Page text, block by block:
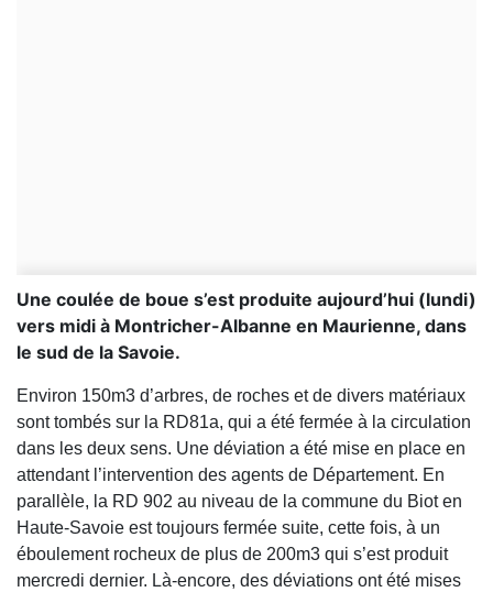
Une coulée de boue s’est produite aujourd’hui (lundi)
vers midi à Montricher-Albanne en Maurienne, dans
le sud de la Savoie.
Environ 150m3 d’arbres, de roches et de divers matériaux
sont tombés sur la RD81a, qui a été fermée à la circulation
dans les deux sens. Une déviation a été mise en place en
attendant l’intervention des agents de Département. En
parallèle, la RD 902 au niveau de la commune du Biot en
Haute-Savoie est toujours fermée suite, cette fois, à un
éboulement rocheux de plus de 200m3 qui s’est produit
mercredi dernier. Là-encore, des déviations ont été mises